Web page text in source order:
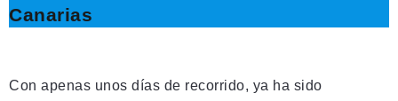
Canarias
Con apenas unos días de recorrido, ya ha sido